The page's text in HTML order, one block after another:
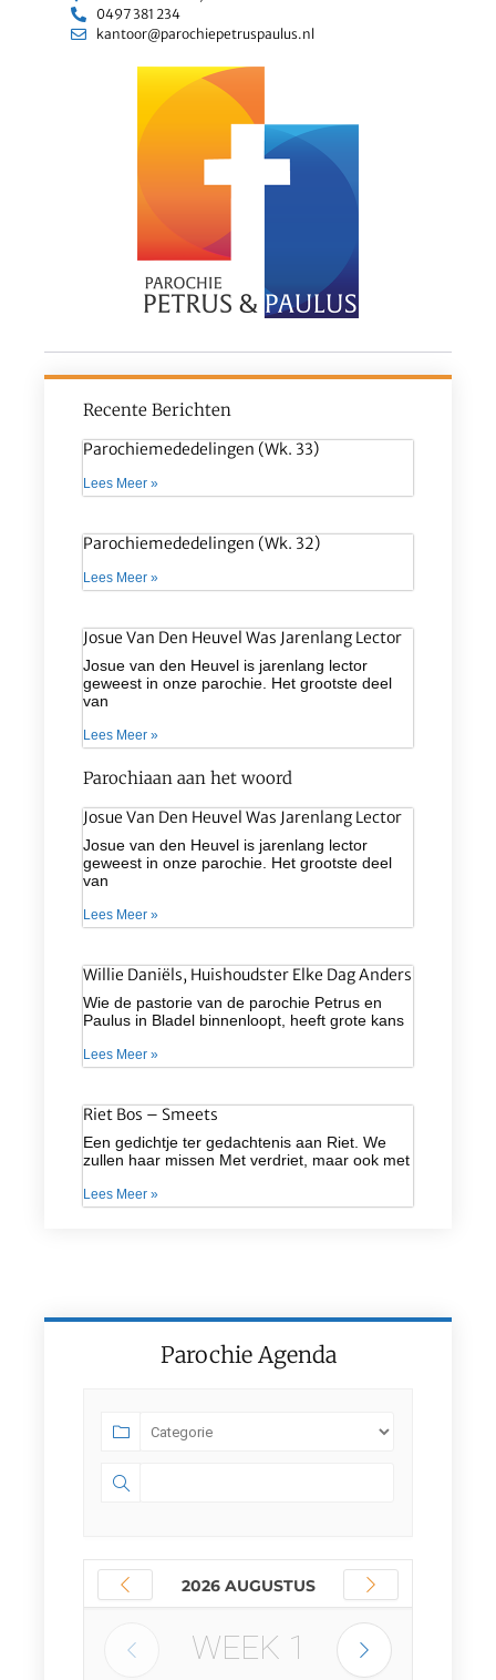
0497 381 234
kantoor@parochiepetruspaulus.nl
Recente Berichten
Parochiemededelingen (wk. 33)
Lees Meer »
Parochiemededelingen (wk. 32)
Lees Meer »
Josue Van Den Heuvel Was Jarenlang Lector
Josue van den Heuvel is jarenlang lector
geweest in onze parochie. Het grootste deel
van
Lees Meer »
Parochiaan aan het woord
Josue Van Den Heuvel Was Jarenlang Lector
Josue van den Heuvel is jarenlang lector
geweest in onze parochie. Het grootste deel
van
Lees Meer »
Willie Daniëls, Huishoudster Elke Dag Anders
Wie de pastorie van de parochie Petrus en
Paulus in Bladel binnenloopt, heeft grote kans
Lees Meer »
Riet Bos – Smeets
Een gedichtje ter gedachtenis aan Riet. We
zullen haar missen Met verdriet, maar ook met
Lees Meer »
Parochie Agenda
2026 AUGUSTUS
WEEK 1